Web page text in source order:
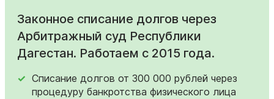
Законное списание долгов через
Арбитражный суд Республики
Дагестан. Работаем с 2015 года.
Списание долгов от 300 000 рублей через
процедуру банкротства физического лица